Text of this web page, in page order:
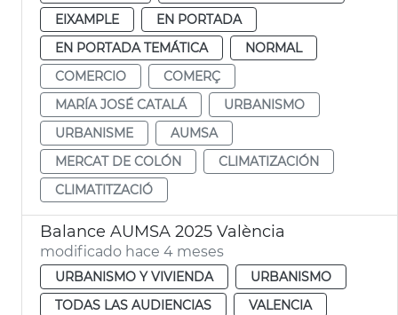
EIXAMPLE
EN PORTADA
EN PORTADA TEMÁTICA
NORMAL
COMERCIO
COMERÇ
MARÍA JOSÉ CATALÁ
URBANISMO
URBANISME
AUMSA
MERCAT DE COLÓN
CLIMATIZACIÓN
CLIMATITZACIÓ
Balance AUMSA 2025 València
modificado hace 4 meses
URBANISMO Y VIVIENDA
URBANISMO
TODAS LAS AUDIENCIAS
VALENCIA